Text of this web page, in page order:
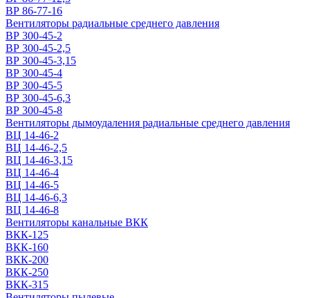
ВР 86-77-16
Вентиляторы радиальные среднего давления
ВР 300-45-2
ВР 300-45-2,5
ВР 300-45-3,15
ВР 300-45-4
ВР 300-45-5
ВР 300-45-6,3
ВР 300-45-8
Вентиляторы дымоудаления радиальные среднего давления
ВЦ 14-46-2
ВЦ 14-46-2,5
ВЦ 14-46-3,15
ВЦ 14-46-4
ВЦ 14-46-5
ВЦ 14-46-6,3
ВЦ 14-46-8
Вентиляторы канальные ВКК
ВКК-125
ВКК-160
ВКК-200
ВКК-250
ВКК-315